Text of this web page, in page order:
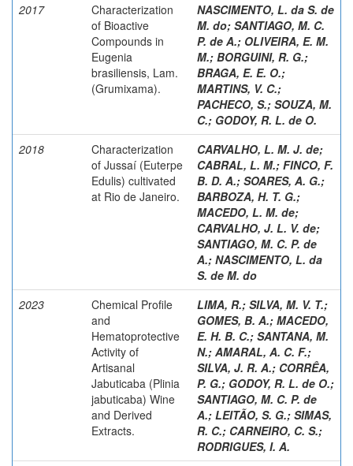
2017
Characterization
of Bioactive
Compounds in
Eugenia
brasiliensis, Lam.
(Grumixama).
NASCIMENTO, L. da S. de
M. do; SANTIAGO, M. C.
P. de A.; OLIVEIRA, E. M.
M.; BORGUINI, R. G.;
BRAGA, E. E. O.;
MARTINS, V. C.;
PACHECO, S.; SOUZA, M.
C.; GODOY, R. L. de O.
2018
Characterization
of Jussaí (Euterpe
Edulis) cultivated
at Rio de Janeiro.
CARVALHO, L. M. J. de;
CABRAL, L. M.; FINCO, F.
B. D. A.; SOARES, A. G.;
BARBOZA, H. T. G.;
MACEDO, L. M. de;
CARVALHO, J. L. V. de;
SANTIAGO, M. C. P. de
A.; NASCIMENTO, L. da
S. de M. do
2023
Chemical Profile
and
Hematoprotective
Activity of
Artisanal
Jabuticaba (Plinia
jabuticaba) Wine
and Derived
Extracts.
LIMA, R.; SILVA, M. V. T.;
GOMES, B. A.; MACEDO,
E. H. B. C.; SANTANA, M.
N.; AMARAL, A. C. F.;
SILVA, J. R. A.; CORRÊA,
P. G.; GODOY, R. L. de O.;
SANTIAGO, M. C. P. de
A.; LEITÃO, S. G.; SIMAS,
R. C.; CARNEIRO, C. S.;
RODRIGUES, I. A.